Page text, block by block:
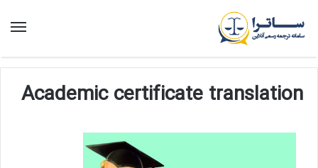
منو
Academic certificate translation